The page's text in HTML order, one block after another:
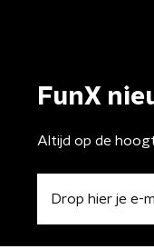
FunX
Altijd op de